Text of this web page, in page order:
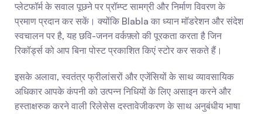
प्लेटफॉर्म के सवाल पूछने पर प्रॉम्प्ट सामग्री और निर्माण विवरण के
प्रमाण प्रदान कर सकें। क्योंकि Blabla का ध्यान मॉडरेशन और संदेश
स्वचालन पर है, यह छवि-जनन वर्कफ़्लो की पूरकता करता है जिन
रिकॉर्ड्स को आप बिना पोस्ट प्रकाशित किएं स्टोर कर सकते हैं।
इसके अलावा, स्वतंत्र फ्रीलांसरों और एजेंसियों के साथ व्यावसायिक
अधिकार आपके कंपनी को उत्पन्न निधियों के लिए असाइन करने और
हस्ताक्षरुक करने वाली रिलेसेस दस्तावेजीकरण के साथ अनुबंधीय भाषा